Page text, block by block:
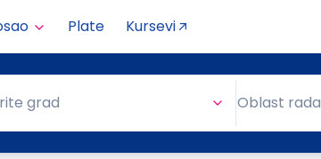
Plate Kursevi
grad Oblast rada